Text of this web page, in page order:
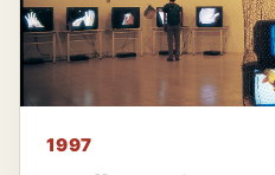
1997